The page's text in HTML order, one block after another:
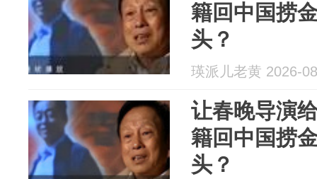
籍回中国捞
头？
瑛派儿老黄 2026-
让春晚导演
籍回中国捞
头？